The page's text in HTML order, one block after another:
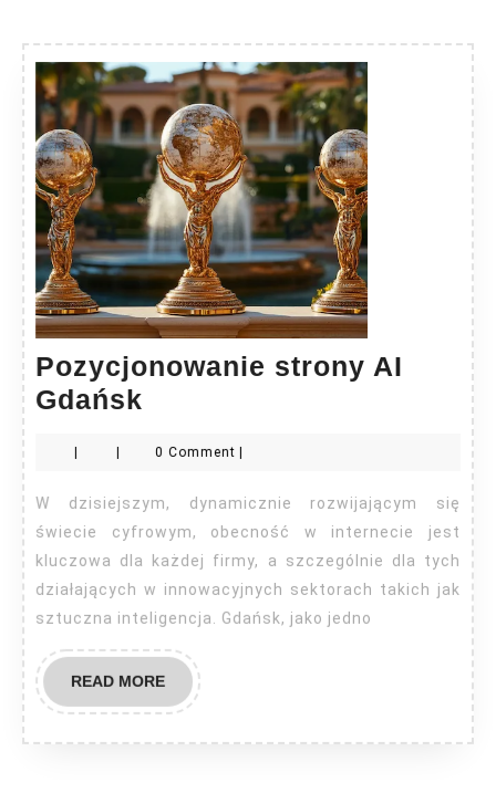
Pozycjonowanie strony AI
Gdańsk
AI
Gdańsk
| | 0 Comment |
W dzisiejszym, dynamicznie rozwijającym się
świecie cyfrowym, obecność w internecie jest
kluczowa dla każdej firmy, a szczególnie dla tych
działających w innowacyjnych sektorach takich jak
sztuczna inteligencja. Gdańsk, jako jedno
READ MOREREAD
MORE